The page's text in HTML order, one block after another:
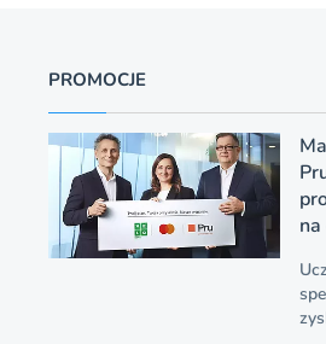
PROMOCJE